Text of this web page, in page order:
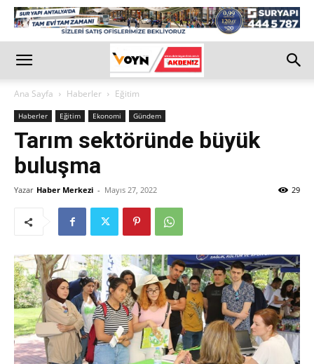
Ana Sayfa Haberler Eğitim
Haberler Eğitim Ekonomi Gündem
Tarım sektöründe büyük
buluşma
Yazar Haber Merkezi - Mayıs 27, 2022 29